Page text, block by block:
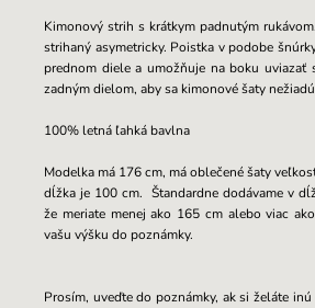
Kimonový strih s krátkym padnutým
strihaný asymetricky. Poistka v podobe
prednom diele a umožňuje na boku uviazať
zadným dielom, aby sa kimonové šaty
100% letná ľahká bavlna
Modelka má 176 cm, má oblečené šaty
dĺžka je 100 cm. Štandardne dodávame v
že meriate menej ako 165 cm alebo viac
vašu výšku do poznámky.
Prosím, uveďte do poznámky, ak si želáte